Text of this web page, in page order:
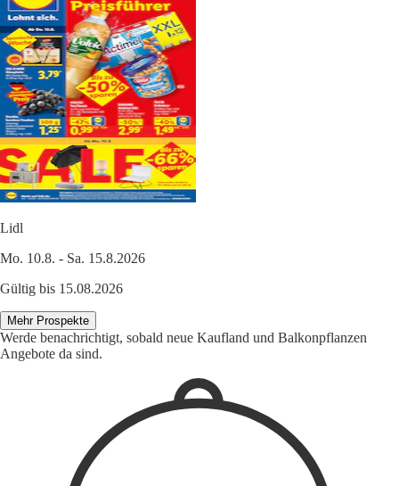
Lidl
Mo. 10.8. - Sa. 15.8.2026
Gültig bis 15.08.2026
Mehr Prospekte
Werde benachrichtigt, sobald neue Kaufland und Balkonpflanzen
Angebote da sind.